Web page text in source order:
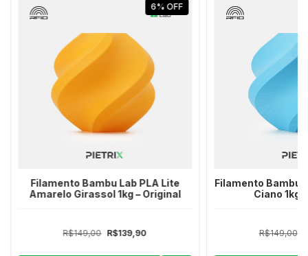
6%OFF
Filamento Bambu Lab PLA Lite
Amarelo Girassol 1kg – Original
R$149,00 R$139,90
Filamento Bambu
Ciano 1kg
R$149,00